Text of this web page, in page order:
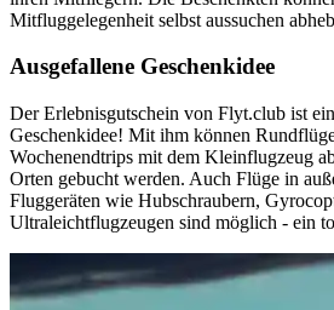
Mitfluggelegenheit selbst aussuchen
Ausgefallene Geschenkidee
Der Erlebnisgutschein von Flyt.club ist
Geschenkidee! Mit ihm können
Wochenendtrips mit dem Kleinflugzeug
Orten gebucht werden. Auch Flüge in
Fluggeräten wie Hubschraubern,
Ultraleichtflugzeugen sind möglich - ein